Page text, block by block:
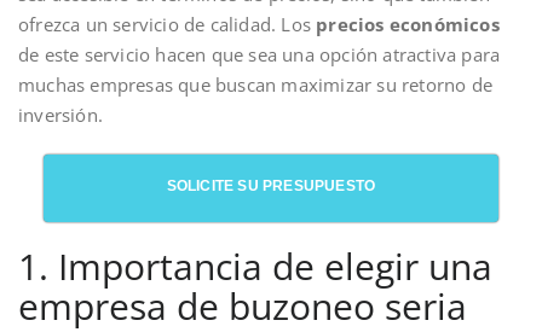
ofrezca un servicio de calidad. Los precios económicos
de este servicio hacen que sea una opción atractiva para
muchas empresas que buscan maximizar su retorno de
inversión.
SOLICITE SU PRESUPUESTO
1. Importancia de elegir una
empresa de buzoneo seria